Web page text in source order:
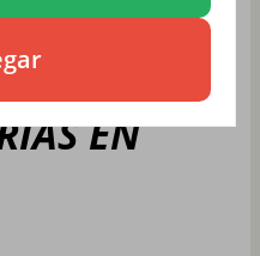
RECOGIDA
EN